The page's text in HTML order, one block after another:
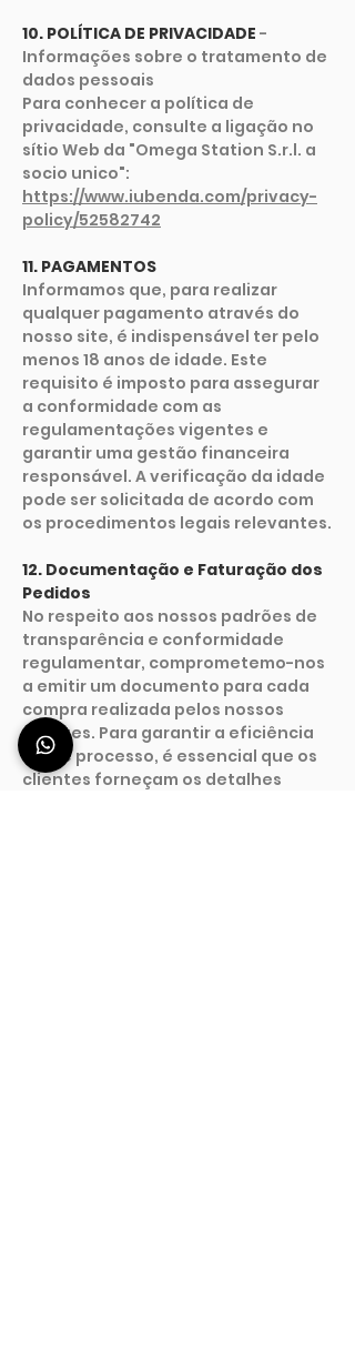
10. POLÍTICA DE PRIVACIDADE -
Informações sobre o tratamento de
dados pessoais
Para conhecer a política de
privacidade, consulte a ligação no
sítio Web da "Omega Station S.r.l. a
socio unico":
https://www.iubenda.com/privacy-
policy/52582742
11. PAGAMENTOS
Informamos que, para realizar
qualquer pagamento através do
nosso site, é indispensável ter pelo
menos 18 anos de idade. Este
requisito é imposto para assegurar
a conformidade com as
regulamentações vigentes e
garantir uma gestão financeira
responsável. A verificação da idade
pode ser solicitada de acordo com
os procedimentos legais relevantes.
12. Documentação e Faturação dos
Pedidos
No respeito aos nossos padrões de
transparência e conformidade
regulamentar, comprometemo-nos
a emitir um documento para cada
compra realizada pelos nossos
clientes. Para garantir a eficiência
deste processo, é essencial que os
clientes forneçam os detalhes